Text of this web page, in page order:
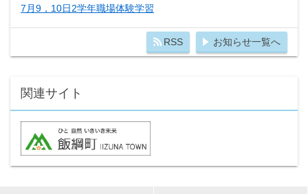
7月9，10日2学年職場体験学習
RSS お知らせ一覧へ
関連サイト